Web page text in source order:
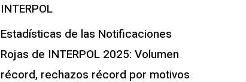
INTERPOL
Estadísticas de las Notificaciones
Rojas de INTERPOL 2025: Volumen
récord, rechazos récord por motivos